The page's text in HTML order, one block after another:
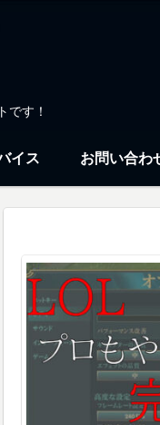
です！
イス お問い合わ